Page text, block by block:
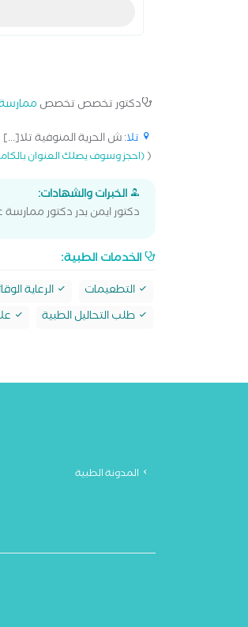
دكتور تخصص تخصص
تلا: ش الحرية المنوفية تلا[...]
((احجز وسوف يصلك العنوان
الخبرات والشهادات:
دكتور ايمن بدر دكتور ممارسة
الخدمات الطبية:
التطعيمات الرعاية
طلب التحاليل الطبية
المدونة الطبية